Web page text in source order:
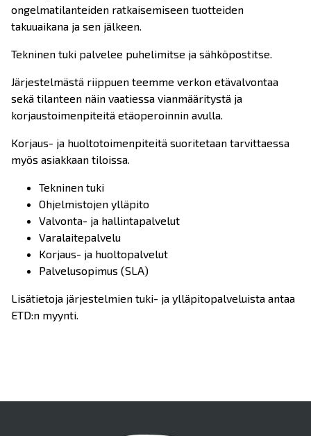
ongelmatilanteiden ratkaisemiseen tuotteiden
takuuaikana ja sen jälkeen.
Tekninen tuki palvelee puhelimitse ja sähköpostitse.
Järjestelmästä riippuen teemme verkon etävalvontaa
sekä tilanteen näin vaatiessa vianmääritystä ja
korjaustoimenpiteitä etäoperoinnin avulla.
Korjaus- ja huoltotoimenpiteitä suoritetaan tarvittaessa
myös asiakkaan tiloissa.
Tekninen tuki
Ohjelmistojen ylläpito
Valvonta- ja hallintapalvelut
Varalaitepalvelu
Korjaus- ja huoltopalvelut
Palvelusopimus (SLA)
Lisätietoja järjestelmien tuki- ja ylläpitopalveluista antaa
ETD:n myynti.